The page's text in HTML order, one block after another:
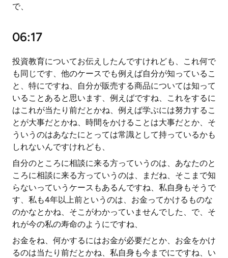
で、
06:17
投資教育についてお伝えしたんですけれども、これ何で
も同じです、他のケースでも例えば自分が知っているこ
と、特にですね、自分が販売する商品については知って
いることあると思います、例えばですね、これをするに
はこれが当たり前だとかね、例えば学ぶには努力するこ
とが大事だとかね、時間をかけることは大事だとか、そ
ういうのはあなたにとっては常識として持っているかも
しれないんですけれども、
自分のところに相談に来る方っていうのは、あなたのと
ころに相談に来る方っていうのは、まだね、そこまで知
らないっていうケースもあるんですね、私自身もそうで
す、私も4年以上前というのは、お金ってかけるものな
のかなとかね、そこがわかっていませんでした、で、そ
れが今の私の寿命のようにですね、
お金をね、何かするにはお金が必要だとか、お金をかけ
るのは当たり前だとかね、私自身も今までにですね、い